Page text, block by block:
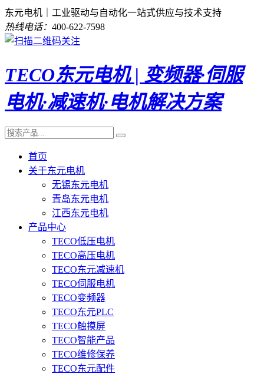
东元电机｜工业驱动与自动化一站式供应与技术支持
热线电话： 400-622-7598
TECO东元电机 | 变频器·伺服
电机·减速机·电机解决方案
首页
关于东元电机
无锡东元电机
青岛东元电机
江西东元电机
产品中心
TECO低压电机
TECO高压电机
TECO东元减速机
TECO伺服电机
TECO变频器
TECO东元PLC
TECO触摸屏
TECO智能产品
TECO维修保养
TECO东元配件